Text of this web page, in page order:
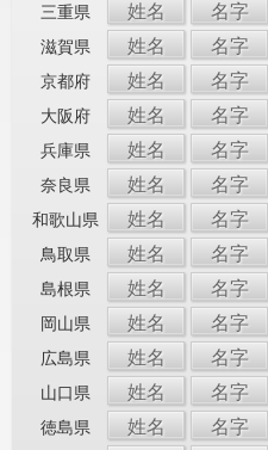
三重県 姓名 名字
滋賀県 姓名 名字
京都府 姓名 名字
大阪府 姓名 名字
兵庫県 姓名 名字
奈良県 姓名 名字
和歌山県 姓名 名字
鳥取県 姓名 名字
島根県 姓名 名字
岡山県 姓名 名字
広島県 姓名 名字
山口県 姓名 名字
徳島県 姓名 名字